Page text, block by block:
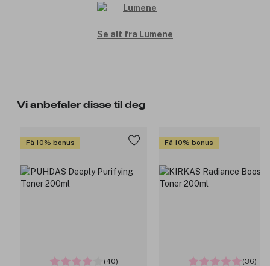
Se alt fra Lumene
Vi anbefaler disse til deg
Få 10% bonus
(40)
Få 10% bonus
(36)